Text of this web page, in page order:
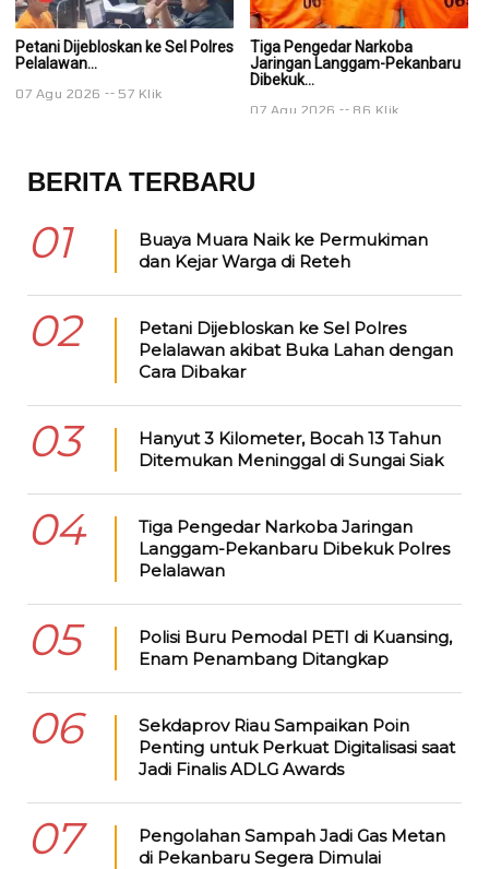
Petani Dijebloskan ke Sel Polres
Pelalawan...
07 Agu 2026 57 Klik
Tiga Pengedar Narkoba
Jaringan Langgam-Pekanbaru
Dibekuk...
07 Agu 2026 86 Klik
BERITA TERBARU
01
Buaya Muara Naik ke Permukiman
dan Kejar Warga di Reteh
02
Petani Dijebloskan ke Sel Polres
Pelalawan akibat Buka Lahan dengan
Cara Dibakar
03
Hanyut 3 Kilometer, Bocah 13 Tahun
Ditemukan Meninggal di Sungai Siak
04
Tiga Pengedar Narkoba Jaringan
Langgam-Pekanbaru Dibekuk Polres
Pelalawan
05
Polisi Buru Pemodal PETI di Kuansing,
Enam Penambang Ditangkap
06
Sekdaprov Riau Sampaikan Poin
Penting untuk Perkuat Digitalisasi saat
Jadi Finalis ADLG Awards
07
Pengolahan Sampah Jadi Gas Metan
di Pekanbaru Segera Dimulai